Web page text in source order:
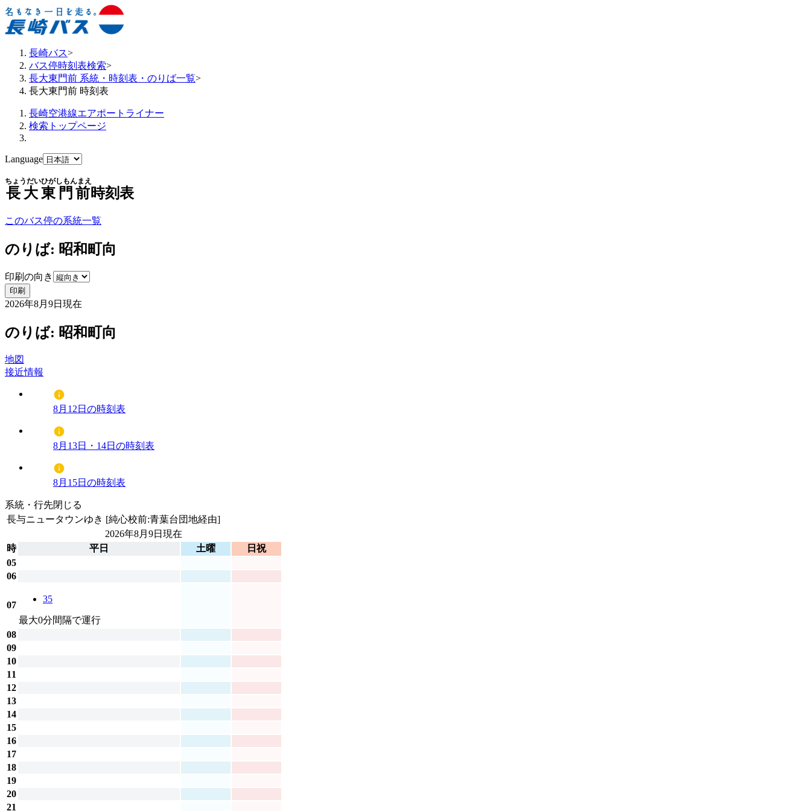
長崎バス>
バス停時刻表検索>
長大東門前 系統・時刻表・のりば一覧>
長大東門前 時刻表
長崎空港線エアポートライナー
検索トップページ
Language
長大東門前
ちょうだいひがしもんまえ
時刻表
このバス停の系統一覧
のりば: 昭和町向
印刷の向き
印刷
2026年8月9日 現在
のりば: 昭和町向
地図
接近情報
8月12日の時刻表
8月13日・14日の時刻表
8月15日の時刻表
系統・行先閉じる
長与ニュータウンゆき [純心校前:青葉台団地経由]
2026年8月9日 現在
時
平日 土曜
日祝
05
06
07
35
最大0分間隔で運行
08
09
10
11
12
13
14
15
16
17
18
19
20
21